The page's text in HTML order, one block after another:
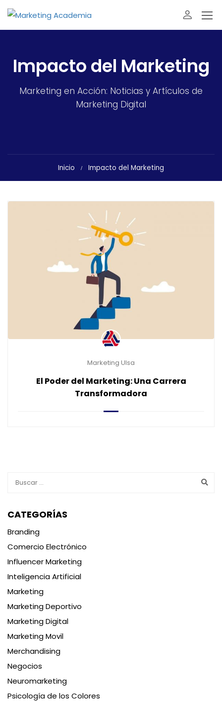
Impacto del Marketing
Marketing en Acción: Noticias y Artículos de
Marketing Digital
Inicio Impacto del Marketing
Marketing Ulsa
El Poder del Marketing: Una Carrera
Transformadora
CATEGORÍAS
Branding
Comercio Electrónico
Influencer Marketing
Inteligencia Artificial
Marketing
Marketing Deportivo
Marketing Digital
Marketing Movil
Merchandising
Negocios
Neuromarketing
Psicología de los Colores